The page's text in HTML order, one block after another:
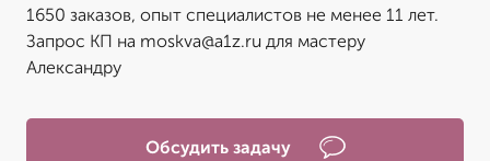
1650 заказов, опыт специалистов не менее 11 лет.
Запрос КП на moskva@a1z.ru для мастеру
Александру
Обсудить задачу